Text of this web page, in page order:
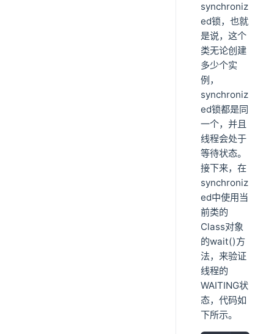
synchroniz
ed锁，也就
是说，这个
类无论创建
多少个实
例，
synchroniz
ed锁都是同
一个，并且
线程会处于
等待状态。
接下来，在
synchroniz
ed中使用当
前类的
Class对象
的wait()方
法，来验证
线程的
WAITING状
态，代码如
下所示。